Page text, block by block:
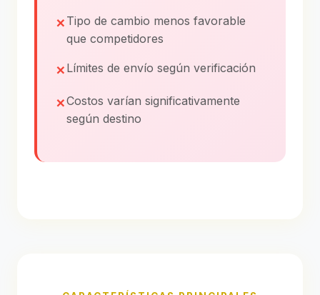
Tipo de cambio menos favorable
que competidores
Límites de envío según verificación
Costos varían significativamente
según destino